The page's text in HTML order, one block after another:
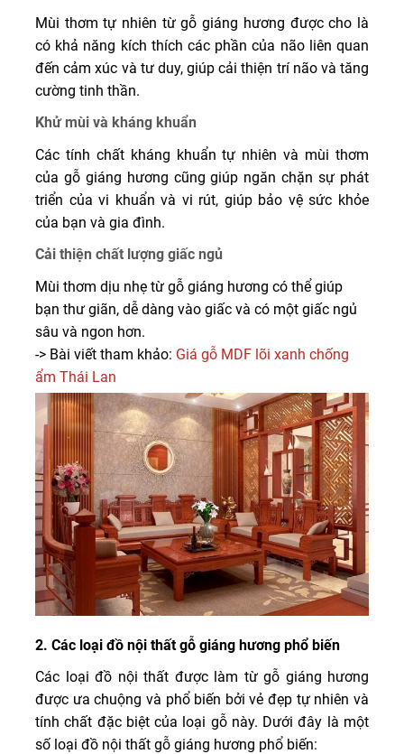
Mùi thơm tự nhiên từ gỗ giáng hương được cho là
có khả năng kích thích các phần của não liên quan
đến cảm xúc và tư duy, giúp cải thiện trí não và tăng
cường tinh thần.
Khử mùi và kháng khuẩn
Các tính chất kháng khuẩn tự nhiên và mùi thơm
của gỗ giáng hương cũng giúp ngăn chặn sự phát
triển của vi khuẩn và vi rút, giúp bảo vệ sức khỏe
của bạn và gia đình.
Cải thiện chất lượng giấc ngủ
Mùi thơm dịu nhẹ từ gỗ giáng hương có thể giúp
bạn thư giãn, dễ dàng vào giấc và có một giấc ngủ
sâu và ngon hơn.
-> Bài viết tham khảo: Giá gỗ MDF lõi xanh chống
ẩm Thái Lan
2. Các loại đồ nội thất gỗ giáng hương phổ biến
Các loại đồ nội thất được làm từ gỗ giáng hương
được ưa chuộng và phổ biến bởi vẻ đẹp tự nhiên và
tính chất đặc biệt của loại gỗ này. Dưới đây là một
số loại đồ nội thất gỗ giáng hương phổ biến: